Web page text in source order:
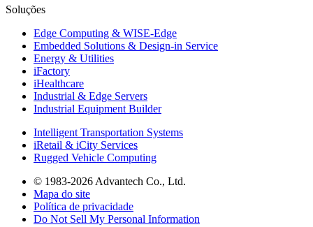
Soluções
Edge Computing & WISE-Edge
Embedded Solutions & Design-in Service
Energy & Utilities
iFactory
iHealthcare
Industrial & Edge Servers
Industrial Equipment Builder
Intelligent Transportation Systems
iRetail & iCity Services
Rugged Vehicle Computing
© 1983-2026 Advantech Co., Ltd.
Mapa do site
Política de privacidade
Do Not Sell My Personal Information